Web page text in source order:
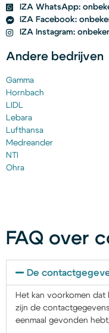
IZA WhatsApp:
IZA Facebook:
IZA Instagram:
Andere bedrijven
Gamma
Hornbach
LIDL
Lebara
Lufthansa
Medreander
NTI
Ohra
FAQ over
De
Het kan voorkomen dat
zijn de
eenmaal gevonden